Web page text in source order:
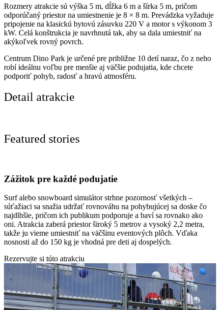
Rozmery atrakcie sú výška 5 m, dĺžka 6 m a šírka 5 m, pričom
odporúčaný priestor na umiestnenie je 8 × 8 m. Prevádzka vyžaduje
pripojenie na klasickú bytovú zásuvku 220 V a motor s výkonom 3
kW. Celá konštrukcia je navrhnutá tak, aby sa dala umiestniť na
akýkoľvek rovný povrch.
Centrum Dino Park je určené pre približne 10 detí naraz, čo z neho
robí ideálnu voľbu pre menšie aj väčšie podujatia, kde chcete
podporiť pohyb, radosť a hravú atmosféru.
Detail atrakcie
Featured stories
Zážitok pre každé podujatie
Surf alebo snowboard simulátor strhne pozornosť všetkých –
súťažiaci sa snažia udržať rovnováhu na pohybujúcej sa doske čo
najdlhšie, pričom ich publikum podporuje a baví sa rovnako ako
oni. Atrakcia zaberá priestor široký 5 metrov a vysoký 2,2 metra,
takže ju vieme umiestniť na väčšinu eventových plôch. Vďaka
nosnosti až do 150 kg je vhodná pre deti aj dospelých.
Rezervujte si túto atrakciu